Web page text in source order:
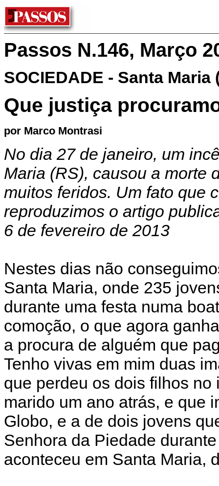
Passos N.146, Março
SOCIEDADE - Santa Maria
Que justiça
por Marco Montrasi
No dia 27 de janeiro, um
Maria (RS), causou a morte
muitos feridos. Um fato que
reproduzimos o artigo
6 de fevereiro de 2013
Nestes dias não
Santa Maria, onde 235
durante uma festa numa
comoção, o que agora
a procura de alguém que
Tenho vivas em mim duas
que perdeu os dois filhos
marido um ano atrás, e que
Globo, e a de dois jovens
Senhora da Piedade
aconteceu em Santa Maria,